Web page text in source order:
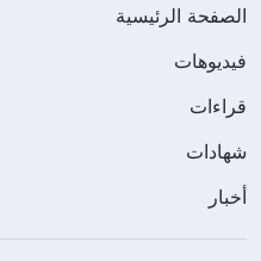
الصفحة الرئيسية
فيديوهات
قراءات
شهادات
أخبار